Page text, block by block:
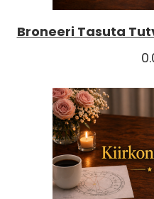
Broneeri Tasuta